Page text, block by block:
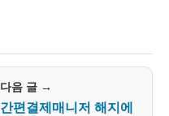
다음 글 →
간편결제매니저 해지에